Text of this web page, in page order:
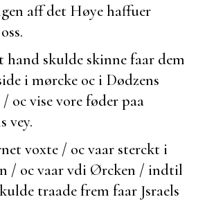
aff det Høye haffuer
hand skulde skinne faar dem
i mørcke oc i Dødzens
/ oc vise vore føder paa
vey.
voxte / oc vaar sterckt i
/ oc vaar vdi Ørcken / indtil
traade frem faar Jsraels